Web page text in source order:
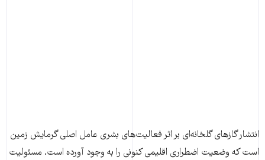
انتشار گازهای گلخانه‌ای بر اثر فعالیت‌های بشری عامل اصلی گرمایش زمین
است که وضعیت اضطراری اقلیمی کنونی را به وجود آورده است. مسئولیت